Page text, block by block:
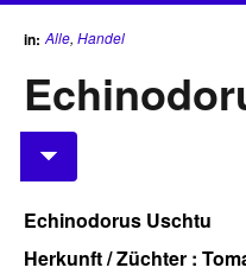
in: Alle, Handel
Echinodorus Uschtu
Herkunft / Züchter :